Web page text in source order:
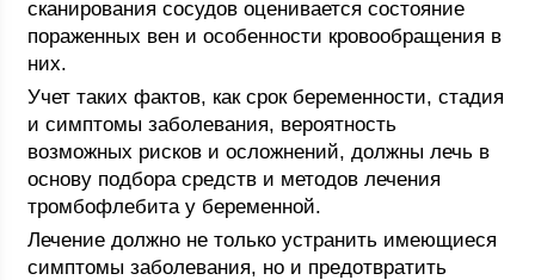
сканирования сосудов оценивается состояние
пораженных вен и особенности кровообращения в
них.
Учет таких фактов, как срок беременности, стадия
и симптомы заболевания, вероятность
возможных рисков и осложнений, должны лечь в
основу подбора средств и методов лечения
тромбофлебита у беременной.
Лечение должно не только устранить имеющиеся
симптомы заболевания, но и предотвратить